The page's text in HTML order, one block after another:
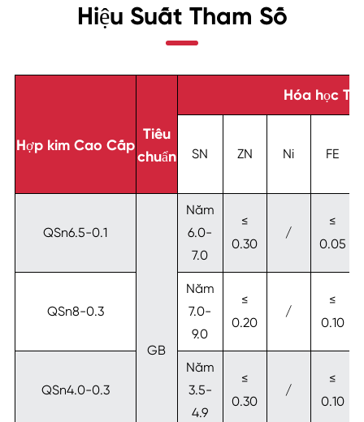
Hiệu Suất Tham Số
Hợp kim Cao Cấp
Tiêu
chuẩn
Hóa học
SN ZN Ni FE
QSn6.5-0.1
GB
Năm
6.0-
7.0
≤
0.30
/
≤
0.05
QSn8-0.3
Năm
7.0-
9.0
≤
0.20
/
≤
0.10
QSn4.0-0.3
Năm
3.5-
4.9
≤
0.30
/
≤
0.10